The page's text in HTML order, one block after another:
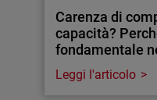
Carenza di
capacità?
fondamentale
Leggi l'articolo